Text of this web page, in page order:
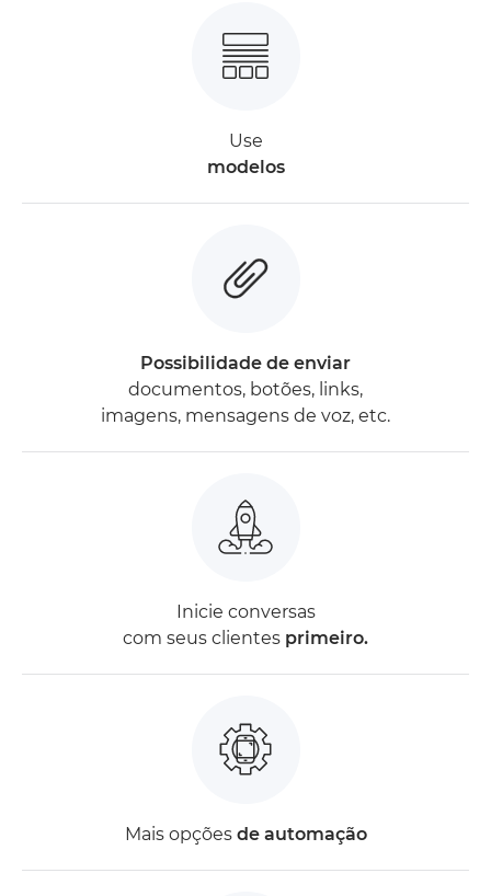
Use
modelos
Possibilidade de enviar
documentos, botões, links,
imagens, mensagens de voz, etc.
Inicie conversas
com seus clientes primeiro.
Mais opções de automação